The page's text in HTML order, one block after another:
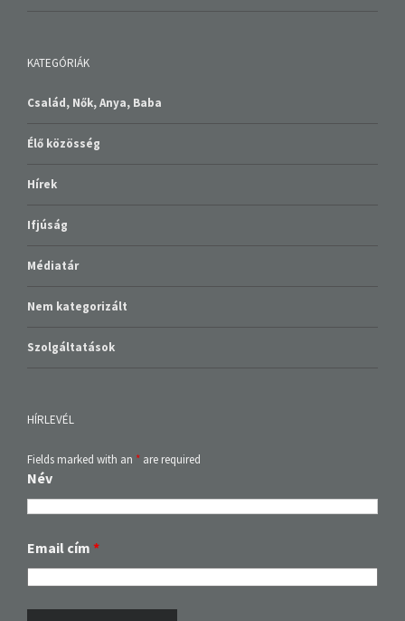
KATEGÓRIÁK
Család, Nők, Anya, Baba
Élő közösség
Hírek
Ifjúság
Médiatár
Nem kategorizált
Szolgáltatások
HÍRLEVÉL
Fields marked with an * are required
Név
Email cím *